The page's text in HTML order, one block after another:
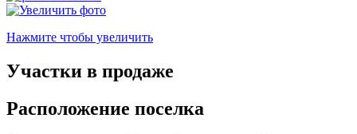
Нажмите чтобы увеличить
Участки в продаже
Расположение поселка